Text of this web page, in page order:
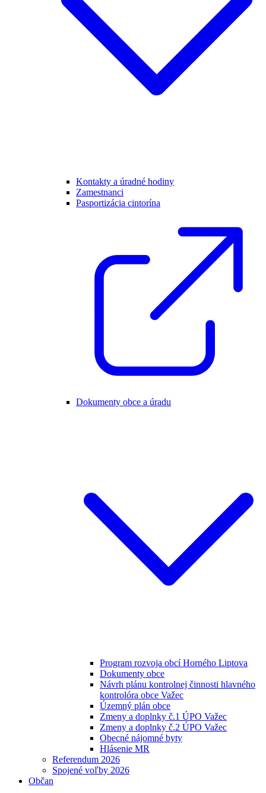
Kontakty a úradné hodiny
Zamestnanci
Pasportizácia cintorína
Dokumenty obce a úradu
Program rozvoja obcí Horného Liptova
Dokumenty obce
Návrh plánu kontrolnej činnosti hlavného
kontrolóra obce Važec
Územný plán obce
Zmeny a doplnky č.1 ÚPO Važec
Zmeny a doplnky č.2 ÚPO Važec
Obecné nájomné byty
Hlásenie MR
Referendum 2026
Spojené voľby 2026
Občan